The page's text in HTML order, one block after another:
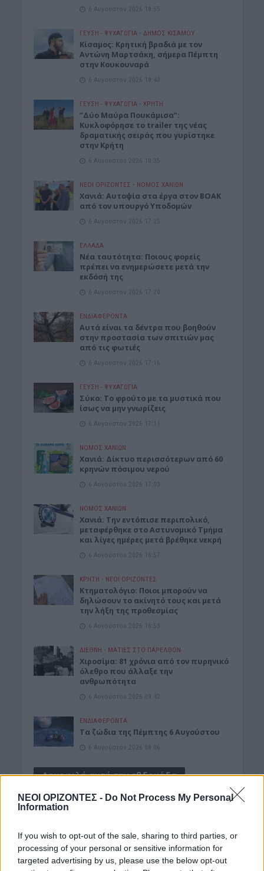
ΝΕΟΙ ΟΡΙΖΟΝΤΕΣ - Do Not Process My Personal
Information
If you wish to opt-out of the sale, sharing to third parties, or
processing of your personal or sensitive information for
targeted advertising by us, please use the below opt-out
6 Αυγούστου 2026 18:55
ΓΕΎΣΗ - ΨΥΧΑΓΩΓΊΑ • ΔΉΜΟΣ ΚΙΣΆΜΟΥ
Kίσαμος: Κρητική βραδιά με τον
Αντώνη Μαρτσάκη, σήμερα Πέμπτη
στην Κουκουναρά
6 Αυγούστου 2026 18:43
ΓΕΎΣΗ - ΨΥΧΑΓΩΓΊΑ • ΚΡΗΤΗ
“Δύο Μαύρα Πουκάμισα”:
Κυκλοφόρησε το trailer της νέας
δραματικής σειράς που γυρίστηκε
στην Κρήτη
6 Αυγούστου 2026 18:35
ΝΕΟΙ ΟΡΙΖΟΝΤΕΣ • ΝΟΜΌΣ ΧΑΝΊΩΝ
Χανιά: Αυτοψία στα έργα στον ΒΟΑΚ
από τον υπουργό Υποδομών
6 Αυγούστου 2026 17:25
ΕΛΛΑΔΑ
Νέα ταυτότητα: Ποιους φορείς
πρέπει να ενημερώσετε μετά την
εκδόσή της
6 Αυγούστου 2026 17:20
ΕΝΔΙΑΦΕΡΟΝΤΑ
Αυτά είναι τα δέντρα που βοηθούν
στην προστασία των σπιτιών μας
από τις φωτιές
6 Αυγούστου 2026 17:16
ΓΕΎΣΗ - ΨΥΧΑΓΩΓΊΑ
Σύκο: Το φρούτο με τα μυστικά που
ίσως να μην γνωρίζεις
6 Αυγούστου 2026 17:11
ΝΟΜΌΣ ΧΑΝΊΩΝ
Xανιά: Δίκτυο περισσότερων από 60
κρηνών πόσιμου νερού
6 Αυγούστου 2026 17:03
ΝΟΜΌΣ ΧΑΝΊΩΝ
Χανιά: Την εντόπισε περιπολικό,
μεταφέρθηκε στο Αστυνομικό Τμήμα
και λίγες ημέρες μετά βρέθηκε νεκρή
6 Αυγούστου 2026 16:57
ΚΡΗΤΗ • ΝΕΟΙ ΟΡΙΖΟΝΤΕΣ
Κτηματολόγιο: Ποιοι μπορούν να
δηλώσουν το ακίνητό τους και μετά
την λήξη της προθεσμίας
6 Αυγούστου 2026 16:53
ΔΙΕΘΝΗ • ΜΑΤΙΕΣ ΣΤΟ ΠΑΡΕΛΘΟΝ
Χιροσίμα: 81 χρόνια από τον πυρηνικό
όλεθρο που άλλαξε την
ανθρωπότητα
6 Αυγούστου 2026 09:42
ΕΝΔΙΑΦΕΡΟΝΤΑ
Tα ζώδια της Πέμπτης 6 Αυγούστου
6 Αυγούστου 2026 08:06
Δημοφιλή αυτή την εβδομάδα